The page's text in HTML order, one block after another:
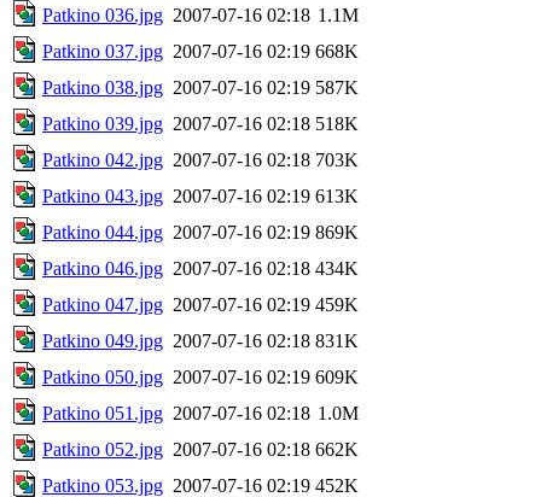
Patkino 036.jpg 2007-07-16 02:18 1.1M
Patkino 037.jpg 2007-07-16 02:19 668K
Patkino 038.jpg 2007-07-16 02:19 587K
Patkino 039.jpg 2007-07-16 02:18 518K
Patkino 042.jpg 2007-07-16 02:18 703K
Patkino 043.jpg 2007-07-16 02:19 613K
Patkino 044.jpg 2007-07-16 02:19 869K
Patkino 046.jpg 2007-07-16 02:18 434K
Patkino 047.jpg 2007-07-16 02:19 459K
Patkino 049.jpg 2007-07-16 02:18 831K
Patkino 050.jpg 2007-07-16 02:19 609K
Patkino 051.jpg 2007-07-16 02:18 1.0M
Patkino 052.jpg 2007-07-16 02:18 662K
Patkino 053.jpg 2007-07-16 02:19 452K